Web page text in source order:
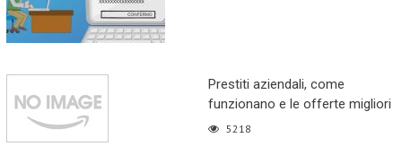
Prestiti aziendali, come
funzionano e le offerte migliori
5218